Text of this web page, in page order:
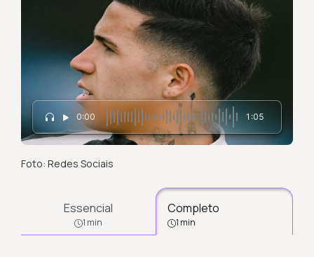
0:00 1:05
Foto: Redes Sociais
Essencial
1 min
Completo
1 min